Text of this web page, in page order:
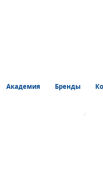
Академия Бренды